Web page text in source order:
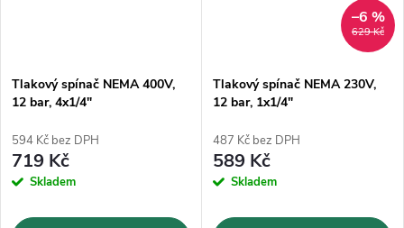
Tlakový spínač NEMA 400V,
12 bar, 4x1/4"
594 Kč bez DPH
719 Kč
Skladem
629 Kč
–6 %
Tlakový spínač NEMA 230V,
12 bar, 1x1/4"
487 Kč bez DPH
589 Kč
Skladem